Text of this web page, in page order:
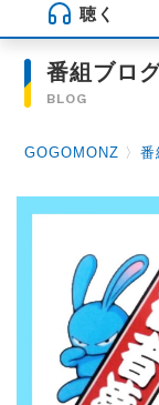
聴く
番組ブロ
BLOG
GOGOMONZ 〉番